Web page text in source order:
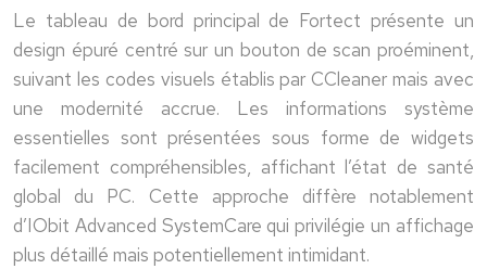
Le tableau de bord principal de Fortect présente un
design épuré centré sur un bouton de scan proéminent,
suivant les codes visuels établis par CCleaner mais avec
une modernité accrue. Les informations système
essentielles sont présentées sous forme de widgets
facilement compréhensibles, affichant l’état de santé
global du PC. Cette approche diffère notablement
d’IObit Advanced SystemCare qui privilégie un affichage
plus détaillé mais potentiellement intimidant.